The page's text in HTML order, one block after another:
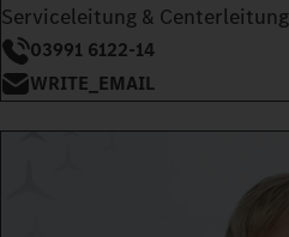
Serviceleitung & Centerleitung
03991 6122-14
WRITE_EMAIL